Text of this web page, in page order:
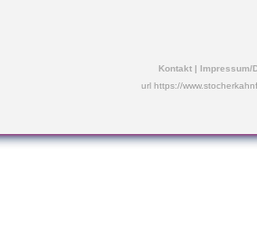
Kontakt| Impressum/
url https://